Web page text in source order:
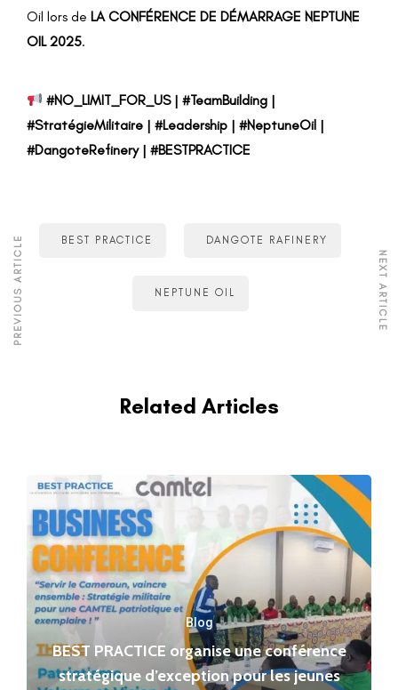
Oil lors de LA CONFÉRENCE DE DÉMARRAGE NEPTUNE
OIL 2025.
#NO_LIMIT_FOR_US | #TeamBuilding |
#StratégieMilitaire | #Leadership | #NeptuneOil |
#DangoteRefinery | #BESTPRACTICE
BEST PRACTICE DANGOTE RAFINERY
NEPTUNE OIL
Related Articles
Blog
BEST PRACTICE organise une conférence
stratégique d’exception pour les jeunes
PREVIOUS ARTICLE NEXT ARTICLE